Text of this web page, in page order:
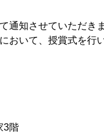
通知させていただきま
おいて、授賞式を行
3階